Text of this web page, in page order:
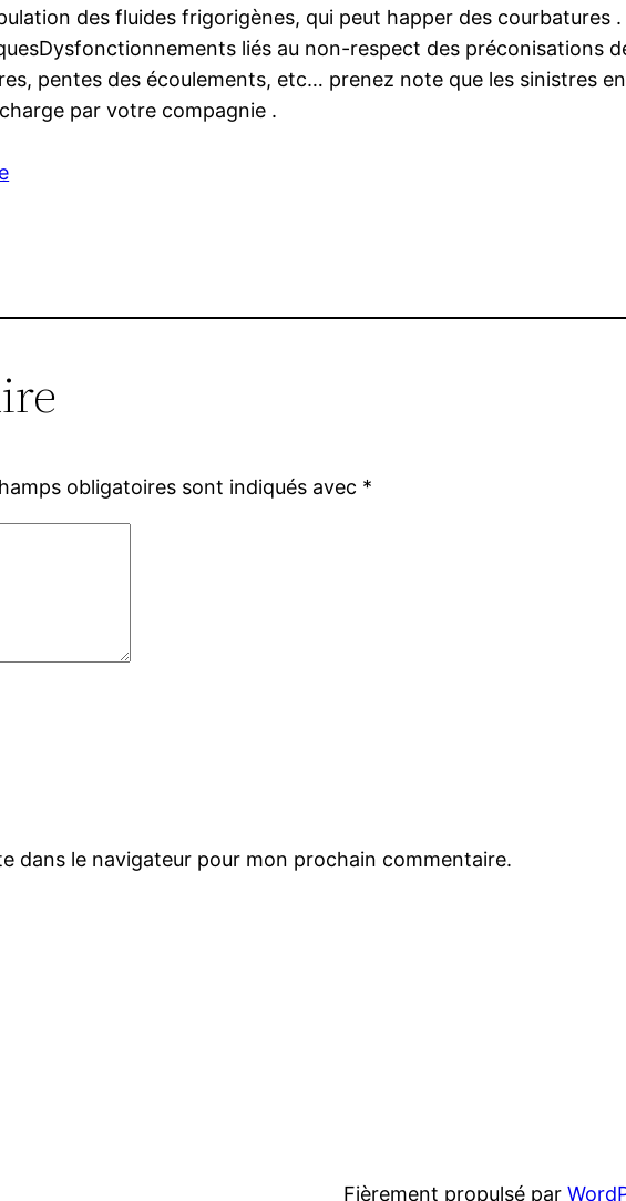
des fluides frigorigènes, qui peut happer des courbatures .
liés au non-respect des préconisations
pentes des écoulements, etc… prenez note que les sinistres
par votre compagnie .
obligatoires sont indiqués avec *
dans le navigateur pour mon prochain commentaire.
Fièrement propulsé par